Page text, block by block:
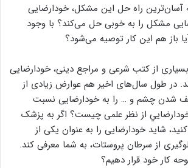
آسان‌ترین راه حل این مشکل، خودارضایی
مشکل را به خوبی حل می‌کند؟ با وجود
باز هم این کار توصیه می‌شود؟
از کتب شرعی و مراجع دینی، خودارضایی
در طول سال‌های اخیر هم عوارض زیادی از
شدن چشم و … را به خودارضایی نسبت
از نظر علمی چیست؟ اگر به پزشک
شاید خودارضایی را به عنوان یکی از
از سرطان پروستات، به شما معرفی کند.
کار خود قرار دهیم؟